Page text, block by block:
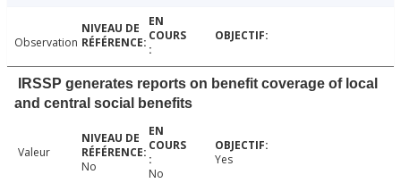
Observation
IRSSP generates reports on benefit coverage of local
and central social benefits
Valeur
No
No
Yes